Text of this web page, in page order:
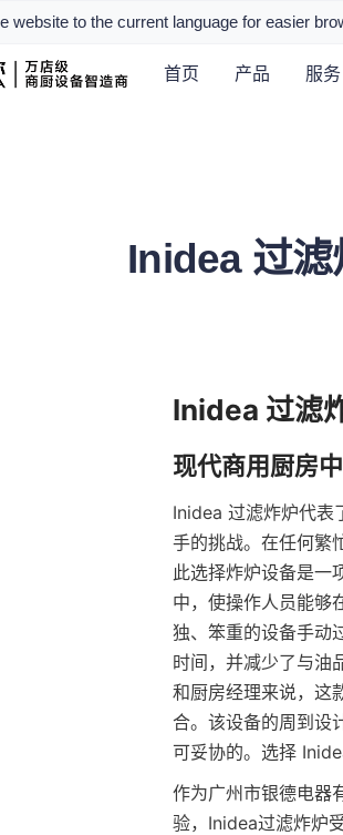
website to the current language for easier
首页 产品 服务
Inidea 过
Inidea 过滤炸炉代表
手的挑战。在任何繁
此选择炸炉设备是一
中，使操作人员能够
独、笨重的设备手动
时间，并减少了与油
和厨房经理来说，这
合。该设备的周到设
可妥协的。选择
作为广州市银德电器
验，Inidea过滤炸炉